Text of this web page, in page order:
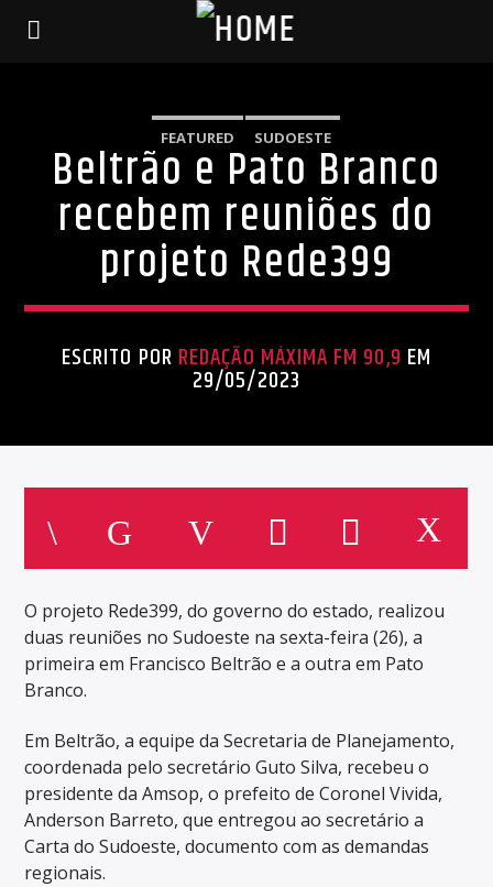
FEATURED SUDOESTE
Beltrão e Pato Branco
recebem reuniões do
projeto Rede399
ESCRITO POR REDAÇÃO MÁXIMA FM 90,9 EM
29/05/2023
O projeto Rede399, do governo do estado, realizou
duas reuniões no Sudoeste na sexta-feira (26), a
primeira em Francisco Beltrão e a outra em Pato
Branco.
Em Beltrão, a equipe da Secretaria de Planejamento,
coordenada pelo secretário Guto Silva, recebeu o
presidente da Amsop, o prefeito de Coronel Vivida,
Anderson Barreto, que entregou ao secretário a
Carta do Sudoeste, documento com as demandas
regionais.